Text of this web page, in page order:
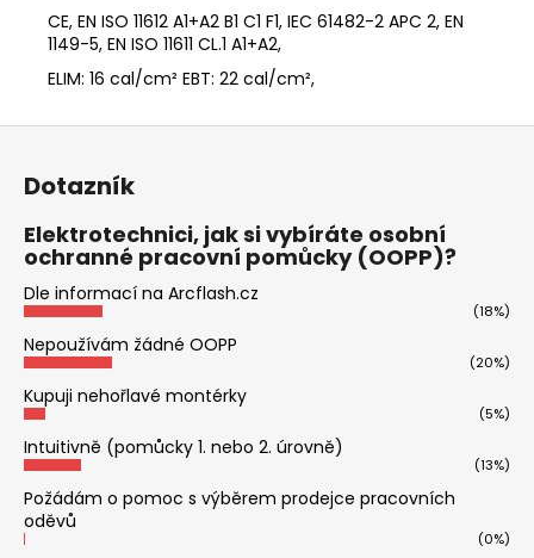
CE, EN ISO 11612 A1+A2 B1 C1 F1, IEC 61482-2 APC 2, EN
1149-5, EN ISO 11611 CL.1 A1+A2,
ELIM: 16 cal/cm² EBT: 22 cal/cm²,
Z
Dotazník
Elektrotechnici, jak si vybíráte osobní
ochranné pracovní pomůcky (OOPP)?
Dle informací na Arcflash.cz
(18%)
Nepoužívám žádné OOPP
(20%)
Kupuji nehořlavé montérky
(5%)
Intuitivně (pomůcky 1. nebo 2. úrovně)
(13%)
Požádám o pomoc s výběrem prodejce pracovních
oděvů
(0%)